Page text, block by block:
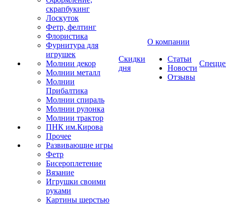
скрапбукинг
Лоскуток
Фетр, фелтинг
Флористика
Фурнитура для
игрушек
Молнии декор
Молнии металл
Молнии
Прибалтика
Молнии спираль
Молнии рулонка
Молнии трактор
ПНК им.Кирова
Прочее
Развивающие игры
Фетр
Бисероплетение
Вязание
Игрушки своими
руками
Картины шерстью
Скидки
дня
О компании
Статьи
Новости
Отзывы